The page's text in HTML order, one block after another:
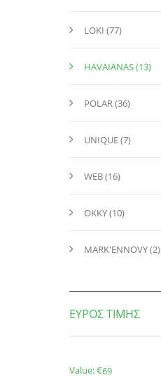
LOKI (77)
HAVAIANAS (13)
POLAR (36)
UNIQUE (7)
WEB (16)
OKKY (10)
MARK'ENNOVY (2)
ΕΥΡΟΣ ΤΙΜΉΣ
Value: €69